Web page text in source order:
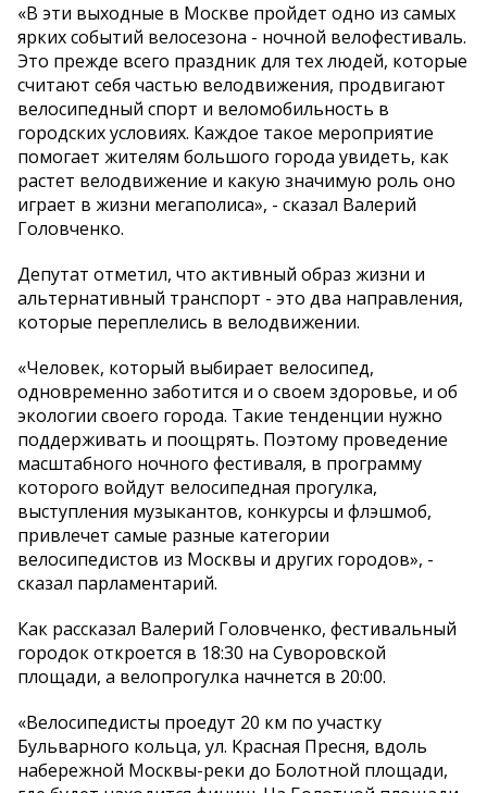
«В эти выходные в Москве пройдет одно из самых
ярких событий велосезона - ночной велофестиваль.
Это прежде всего праздник для тех людей, которые
считают себя частью велодвижения, продвигают
велосипедный спорт и веломобильность в
городских условиях. Каждое такое мероприятие
помогает жителям большого города увидеть, как
растет велодвижение и какую значимую роль оно
играет в жизни мегаполиса», - сказал Валерий
Головченко.
Депутат отметил, что активный образ жизни и
альтернативный транспорт - это два направления,
которые переплелись в велодвижении.
«Человек, который выбирает велосипед,
одновременно заботится и о своем здоровье, и об
экологии своего города. Такие тенденции нужно
поддерживать и поощрять. Поэтому проведение
масштабного ночного фестиваля, в программу
которого войдут велосипедная прогулка,
выступления музыкантов, конкурсы и флэшмоб,
привлечет самые разные категории
велосипедистов из Москвы и других городов», -
сказал парламентарий.
Как рассказал Валерий Головченко, фестивальный
городок откроется в 18:30 на Суворовской
площади, а велопрогулка начнется в 20:00.
«Велосипедисты проедут 20 км по участку
Бульварного кольца, ул. Красная Пресня, вдоль
набережной Москвы-реки до Болотной площади,